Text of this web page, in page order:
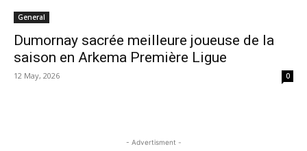
General
Dumornay sacrée meilleure joueuse de la
saison en Arkema Première Ligue
12 May, 2026 0
- Advertisment -